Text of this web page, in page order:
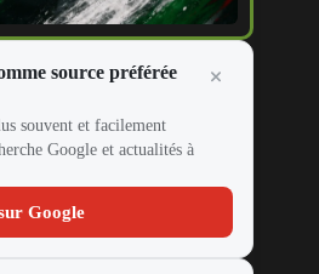
source préférée
souvent et facilement
Google et actualités à
Google